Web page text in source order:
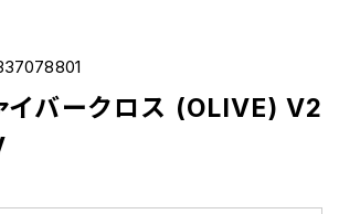
イバークロス (OLIVE) V2